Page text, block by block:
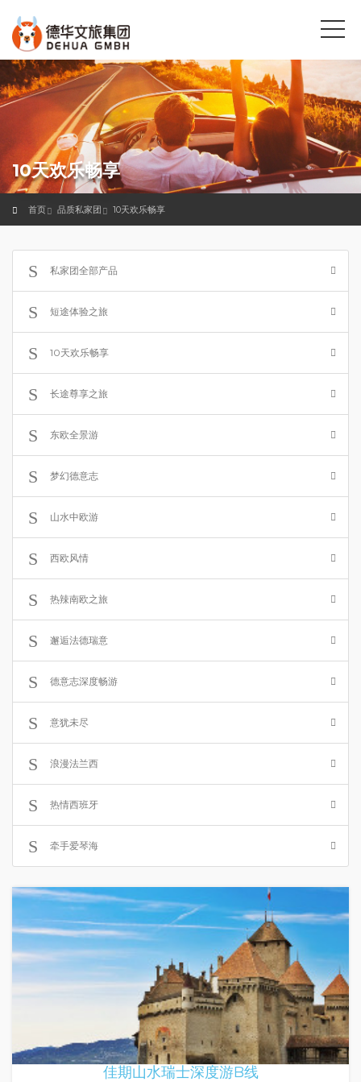
10天欢乐畅享
首页 品质私家团 10天欢乐畅享
私家团全部产品
短途体验之旅
10天欢乐畅享
长途尊享之旅
东欧全景游
梦幻德意志
山水中欧游
西欧风情
热辣南欧之旅
邂逅法德瑞意
德意志深度畅游
意犹未尽
浪漫法兰西
热情西班牙
牵手爱琴海
佳期山水瑞士深度游B线